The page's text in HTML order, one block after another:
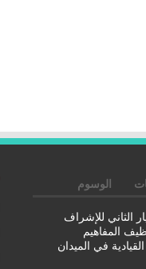
الوسوم
الثاني للإشراف
المفاهيم
في الميدان